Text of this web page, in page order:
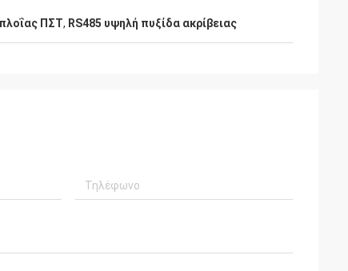
ΠΣΤ, RS485 υψηλή πυξίδα ακρίβειας